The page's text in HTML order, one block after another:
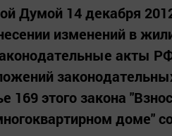
Думой 14 декабря
изменений в
акты
169 этого закона
доме"